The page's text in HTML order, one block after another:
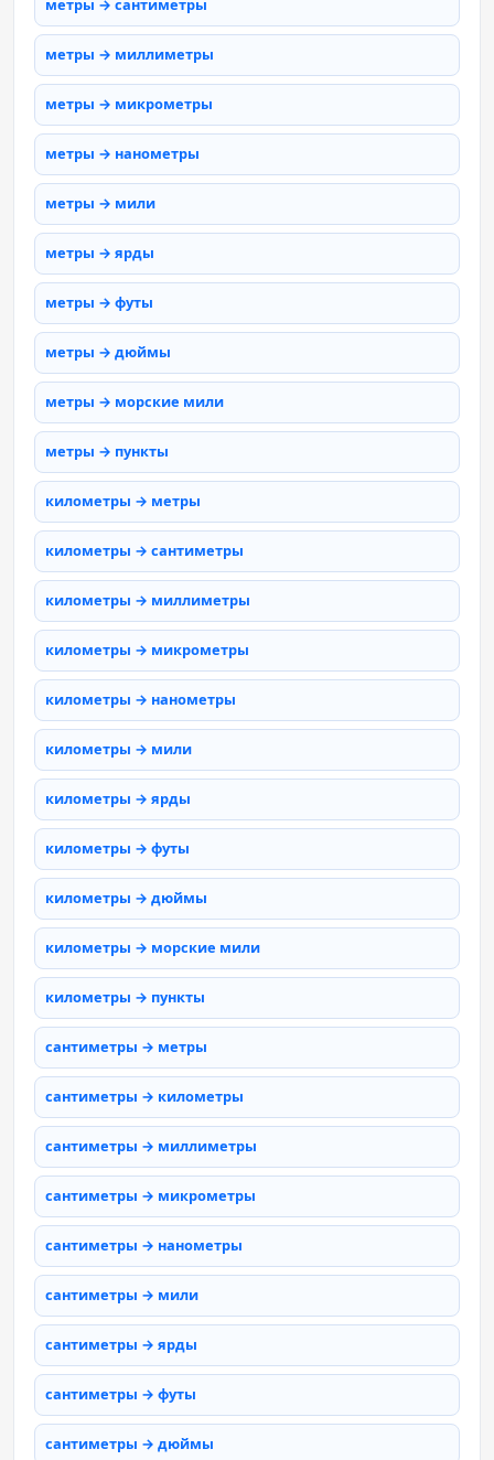
метры → сантиметры
метры → миллиметры
метры → микрометры
метры → нанометры
метры → мили
метры → ярды
метры → футы
метры → дюймы
метры → морские мили
метры → пункты
километры → метры
километры → сантиметры
километры → миллиметры
километры → микрометры
километры → нанометры
километры → мили
километры → ярды
километры → футы
километры → дюймы
километры → морские мили
километры → пункты
сантиметры → метры
сантиметры → километры
сантиметры → миллиметры
сантиметры → микрометры
сантиметры → нанометры
сантиметры → мили
сантиметры → ярды
сантиметры → футы
сантиметры → дюймы